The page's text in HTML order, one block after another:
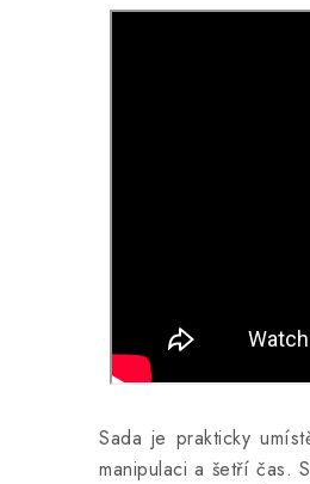
Sada je prakticky
manipulaci a šetří čas.